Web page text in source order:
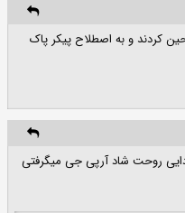
کردند و به اصطلاح پیکر پاک
روحت شاد آرپی جی میگرفتی